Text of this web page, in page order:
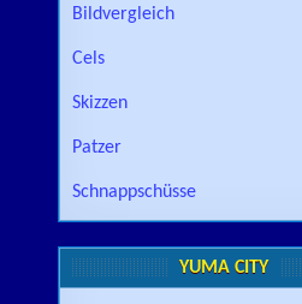
Bildvergleich
Cels
Skizzen
Patzer
Schnappschüsse
YUMA CITY